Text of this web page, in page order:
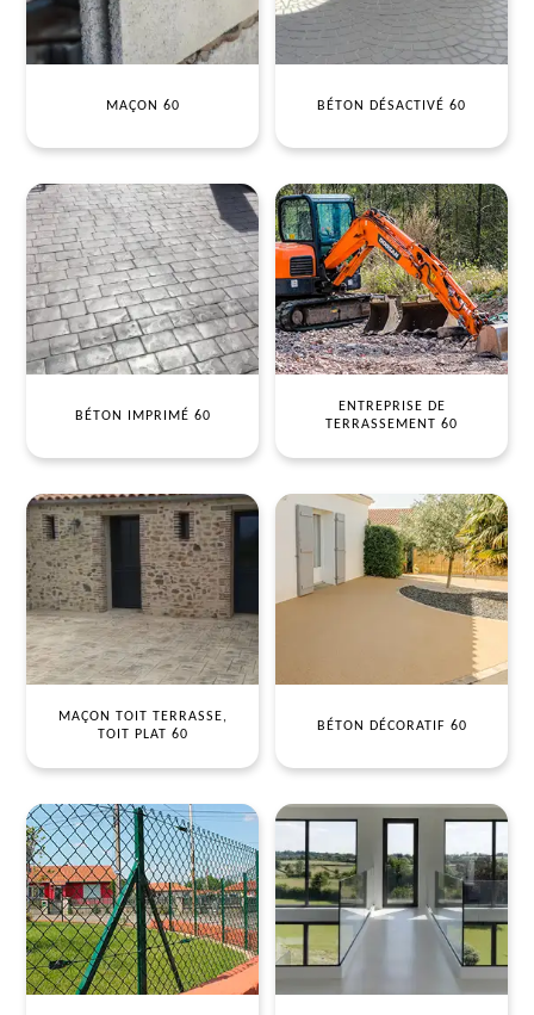
MAÇON 60 BÉTON DÉSACTIVÉ 60
BÉTON IMPRIMÉ 60
ENTREPRISE DE
TERRASSEMENT 60
MAÇON TOIT TERRASSE,
TOIT PLAT 60
BÉTON DÉCORATIF 60